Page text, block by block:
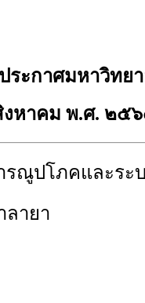
ระกาศมหาวิทย
าคม พ.ศ. ๒๕
รณูปโภคและระ
ายา